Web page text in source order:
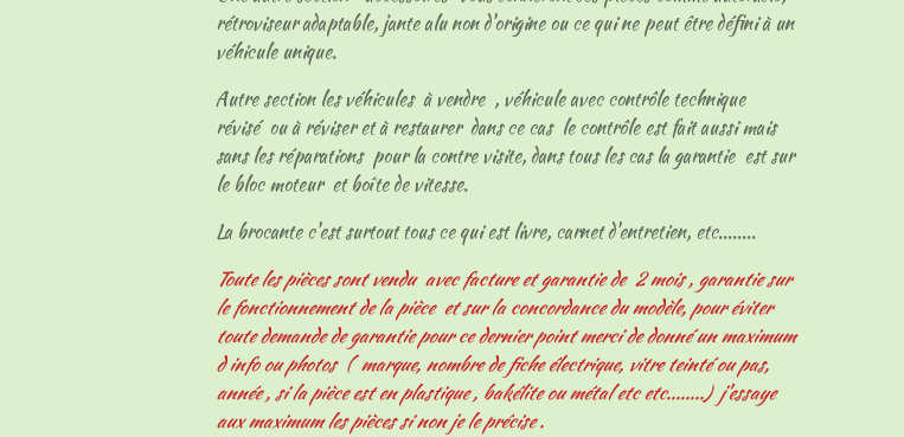
rétroviseur adaptable, jante alu non d'origine ou ce qui ne peut être défini à un
véhicule unique.
Autre section les véhicules à vendre , véhicule avec contrôle technique
révisé ou à réviser et à restaurer dans ce cas le contrôle est fait aussi mais
sans les réparations pour la contre visite, dans tous les cas la garantie est sur
le bloc moteur et boîte de vitesse.
La brocante c'est surtout tous ce qui est livre, carnet d'entretien, etc........
Toute les pièces sont vendu avec facture et garantie de 2 mois , garantie sur
le fonctionnement de la pièce et sur la concordance du modèle, pour éviter
toute demande de garantie pour ce dernier point merci de donné un maximum
d info ou photos ( marque, nombre de fiche électrique, vitre teinté ou pas,
année , si la pièce est en plastique , bakélite ou métal etc etc........) j'essaye
aux maximum les pièces si non je le précise .